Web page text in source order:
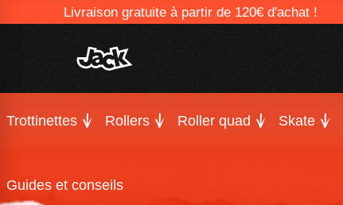
Livraison gratuite à partir de 120€ d'achat !
Trottinettes Rollers Roller quad Skate
Guides et conseils